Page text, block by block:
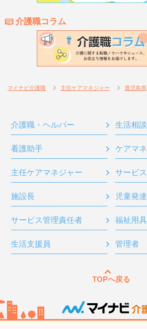
介護職コラム
マイナビ介護職 主任ケアマネジャー 鹿児島県
介護職・ヘルパー 生活相
看護助手 ケアマ
主任ケアマネジャー サービ
施設長 児童発
サービス管理責任者 福祉用
生活支援員 管理者
TOPへ戻る